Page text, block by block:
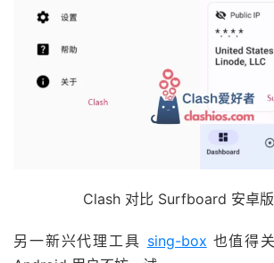
Clash 对比 Surfboard 安卓
另一新兴代理工具 sing-box 也值得